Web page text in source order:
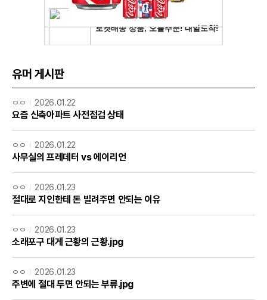
유머 게시판
ㅇㅇ 2026.01.22
요즘 신축아파트 사전점검 상태
ㅇㅇ 2026.01.22
사무실의 프레데터 vs 에이리언
ㅇㅇ 2026.01.23
절대로 지인한테 돈 빌려주면 안되는 이유
ㅇㅇ 2026.01.23
소래포구 대게 근황의 근황.jpg
ㅇㅇ 2026.01.23
주변에 절대 두면 안되는 부류.jpg